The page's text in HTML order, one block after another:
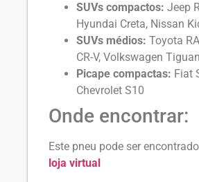
SUVs compactos: Jeep
Hyundai Creta, Nissan
SUVs médios: Toyota
CR-V, Volkswagen Tiguan
Picape compactas: Fiat
Chevrolet S10
Onde encontrar:
Este pneu pode ser
loja virtual